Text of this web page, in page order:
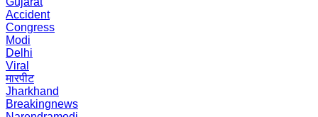
Accident
Congress
Modi
Delhi
Viral
मारपीट
Jharkhand
Breakingnews